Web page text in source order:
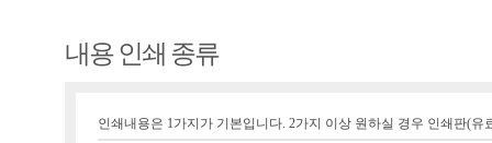
내용 인쇄 종류
인쇄내용은 1가지가 기본입니다. 2가지 이상 원하실 경우 인쇄판(유